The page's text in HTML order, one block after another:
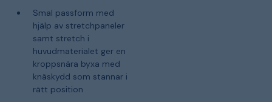
Smal passform med
hjälp av stretchpaneler
samt stretch i
huvudmaterialet ger en
kroppsnära byxa med
knäskydd som stannar i
rätt position